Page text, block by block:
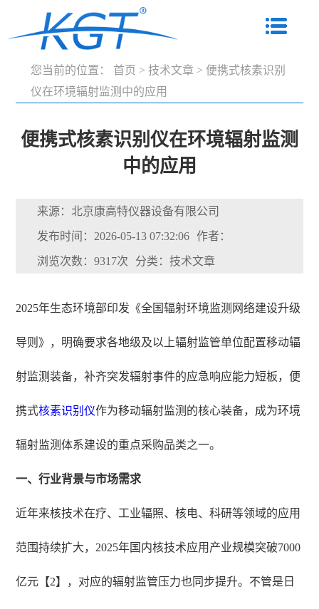
您当前的位置： 首页 > 技术文章 > 便携式核素识别
仪在环境辐射监测中的应用
便携式核素识别仪在环境辐射监测
中的应用
来源：北京康高特仪器设备有限公司
发布时间：2026-05-13 07:32:06 作者：
浏览次数：9317次 分类：技术文章
2025年生态环境部印发《全国辐射环境监测网络建设升级
导则》，明确要求各地级及以上辐射监管单位配置移动辐
射监测装备，补齐突发辐射事件的应急响应能力短板，便
携式核素识别仪作为移动辐射监测的核心装备，成为环境
辐射监测体系建设的重点采购品类之一。
一、行业背景与市场需求
近年来核技术在疗、工业辐照、核电、科研等领域的应用
范围持续扩大，2025年国内核技术应用产业规模突破7000
亿元【2】，对应的辐射监管压力也同步提升。不管是日